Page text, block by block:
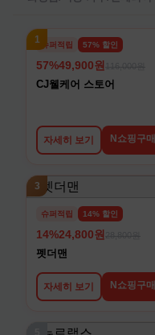
1 슈퍼적립 57% 할인
57%49,900원
CJ웰케어 스토어
자세히 보기 N쇼핑구매
3
슈퍼적립 14% 할인
14%24,800원
펫더맨
자세히 보기 N쇼핑구매